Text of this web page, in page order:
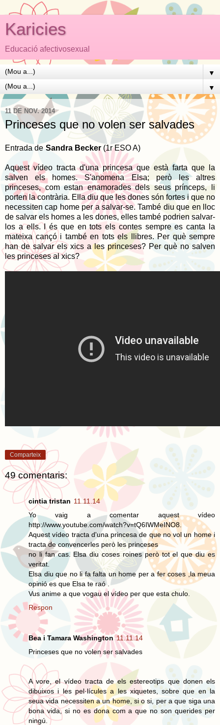
Karicies
Educació afectivosexual
▼
▼
11 DE NOV. 2014
Princeses que no volen ser salvades
Entrada de Sandra Becker (1r ESO A)
Aquest vídeo tracta d'una princesa que està farta que la
salven els homes. S'anomena Elsa; però les altres
princeses, com estan enamorades dels seus prínceps, li
porten la contrària. Ella diu que les dones són fortes i que no
necessiten cap home per a salvar-se. També diu que en lloc
de salvar els homes a les dones, elles també podrien salvar-
los a ells. I és que en tots els contes sempre es canta la
mateixa cançó i també en tots els llibres. Per què sempre
han de salvar els xics a les princeses? Per què no salven
les princeses al xics?
Comparteix
49 comentaris:
cintia tristan 11.11.14
Yo vaig a comentar aquest vídeo
http://www.youtube.com/watch?v=tQ6IWMeINO8.
Aquest vídeo tracta d'una princesa de que no vol un home i
tracta de convencerles però les princeses
no li fan cas. Elsa diu coses roines però tot el que diu es
veritat.
Elsa diu que no li fa falta un home per a fer coses ,la meua
opinió es que Elsa te raó .
Vus anime a que vogau el vídeo per que esta chulo.
Respon
Bea i Tamara Washington 11.11.14
Princeses que no volen ser salvades
A vore, el vídeo tracta de els estereotips que donen els
dibuixos i les pel·lícules a les xiquetes, sobre que en la
seua vida necessiten a un home, si o si, per a que siga una
bona vida, si no es dona com a que no son querides per
ningú.